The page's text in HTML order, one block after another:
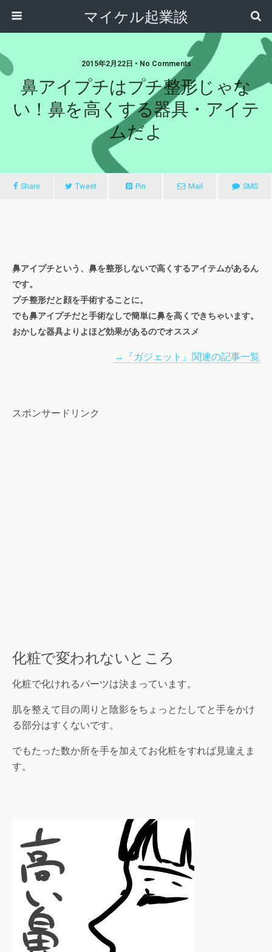
マイケル起業談
2015年2月22日 • No Comments
鼻アイプチはプチ整形じゃな
い！鼻を高くする器具・アイテ
ムだよ
Share Tweet Pin Mail SMS
鼻アイプチという、鼻を整形しないで高くするアイテムがあるん
です。
プチ整形だと顔を手術することに。
でも鼻アイプチだと手術なしで簡単に鼻を高くできちゃいます。
おかしな器具よりよほど効果があるのでオススメ
→『ガジェット』関連の記事一覧
スポンサードリンク
化粧で変われないところ
化粧で化けれるパーツは決まっています。
肌を整えて目の周りと陰影をちょっとたしてと手をかけ
る部分はすくないです。
でもたった数か所を手を加えてお化粧をすれば見違えま
す。